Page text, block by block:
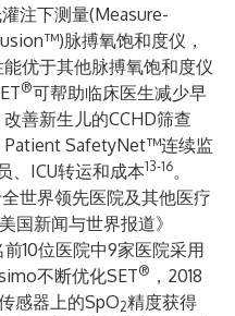
注下测量(Measure-
脉搏氧饱和度仪，
优于其他脉搏氧饱和度仪
®可帮助临床医生减少早
改善新生儿的CCHD筛查
Patient SafetyNet™连续监
、ICU转运和成本13-16。
世界领先医院及其他医疗
国新闻与世界报道》
10位医院中9家医院采用
不断优化SET® ，2018
感器上的SpO2精度获得